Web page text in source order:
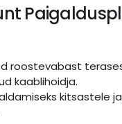
roostevabast
kaablihoidja.
kitsastele